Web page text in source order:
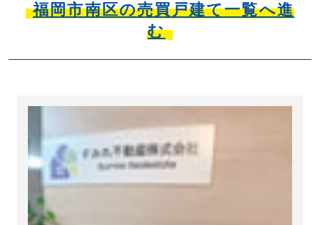
福岡市南区の売買戸建て一覧へ進
む